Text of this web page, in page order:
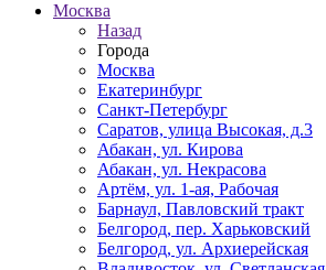
Москва
Назад
Города
Москва
Екатеринбург
Санкт-Петербург
Саратов, улица Высокая, д.3
Абакан, ул. Кирова
Абакан, ул. Некрасова
Артём, ул. 1-ая, Рабочая
Барнаул, Павловский тракт
Белгород, пер. Харьковский
Белгород, ул. Архиерейская